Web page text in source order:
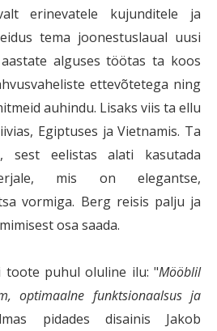
erinevatele kujunditele ja
tema joonestuslaual uusi
alguses töötas ta koos
ettevõtetega ning
auhindu. Lisaks viis ta ellu
Egiptuses ja Vietnamis. Ta
sest eelistas alati kasutada
mis on elegantse,
vormiga. Berg reisis palju ja
osa saada.
toote puhul oluline ilu: "Mööblil
optimaalne funktsionaalsus ja
pidades disainis Jakob